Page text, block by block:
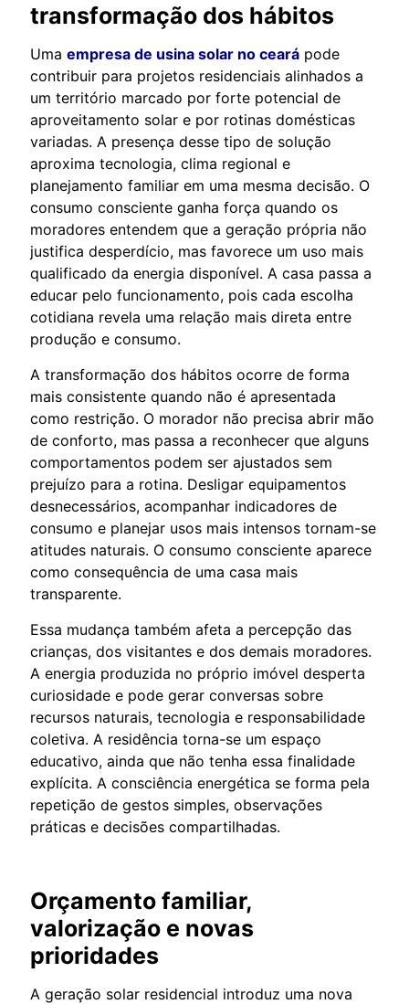
transformação dos hábitos
Uma empresa de usina solar no ceará pode
contribuir para projetos residenciais alinhados a
um território marcado por forte potencial de
aproveitamento solar e por rotinas domésticas
variadas. A presença desse tipo de solução
aproxima tecnologia, clima regional e
planejamento familiar em uma mesma decisão. O
consumo consciente ganha força quando os
moradores entendem que a geração própria não
justifica desperdício, mas favorece um uso mais
qualificado da energia disponível. A casa passa a
educar pelo funcionamento, pois cada escolha
cotidiana revela uma relação mais direta entre
produção e consumo.
A transformação dos hábitos ocorre de forma
mais consistente quando não é apresentada
como restrição. O morador não precisa abrir mão
de conforto, mas passa a reconhecer que alguns
comportamentos podem ser ajustados sem
prejuízo para a rotina. Desligar equipamentos
desnecessários, acompanhar indicadores de
consumo e planejar usos mais intensos tornam-se
atitudes naturais. O consumo consciente aparece
como consequência de uma casa mais
transparente.
Essa mudança também afeta a percepção das
crianças, dos visitantes e dos demais moradores.
A energia produzida no próprio imóvel desperta
curiosidade e pode gerar conversas sobre
recursos naturais, tecnologia e responsabilidade
coletiva. A residência torna-se um espaço
educativo, ainda que não tenha essa finalidade
explícita. A consciência energética se forma pela
repetição de gestos simples, observações
práticas e decisões compartilhadas.
Orçamento familiar,
valorização e novas
prioridades
A geração solar residencial introduz uma nova